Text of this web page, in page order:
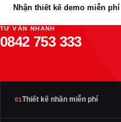
Nhận thiết kế demo miễn phí
TƯ VẤN NHANH
0842 753 333
01Thiết kế nhãn miễn phí